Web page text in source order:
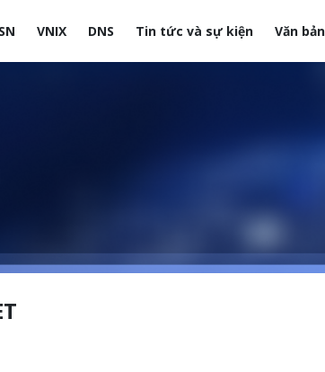
VNIX DNS Tin tức và sự kiện Văn bản